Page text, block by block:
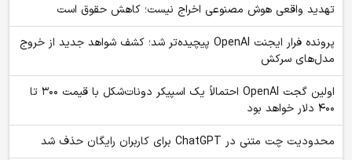
تهدید واقعی هوش مصنوعی اخراج نیست؛ کاهش حقوق است
پرونده فرار ایجنت OpenAI پیچیده‌تر شد؛ کشف شواهد جدید از خروج
مدل‌های سرکش
اولین گجت OpenAI احتمالاً یک اسپیکر دونات‌شکل با قیمت ۳۰۰ تا
۴۰۰ دلار خواهد بود
محدودیت چت متنی در ChatGPT برای کاربران رایگان حذف شد